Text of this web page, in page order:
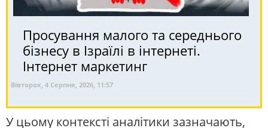
Просування малого та середнього
бізнесу в Ізраїлі в інтернеті.
Інтернет маркетинг
Вівторок, 4 Серпня, 2026, 11:57
У цьому контексті аналітики зазначають,